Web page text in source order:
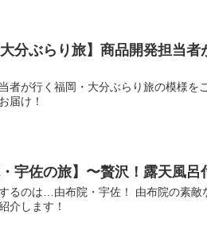
大分ぶらり旅】商品開発担当
者が行く福岡・大分ぶらり旅の模様を
届け！
・宇佐の旅】〜贅沢！露天風
るのは…由布院・宇佐！ 由布院の素敵
介します！